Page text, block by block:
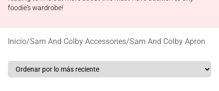
foodie's wardrobe!
Inicio/Sam And Colby Accessories/Sam And Colby Apron